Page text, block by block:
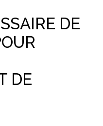
DE
DE